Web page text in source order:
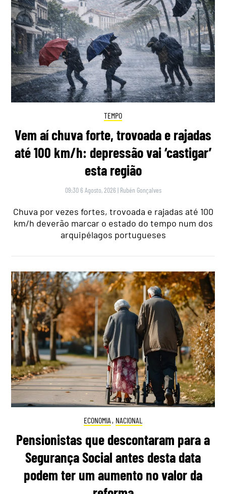
TEMPO
Vem aí chuva forte, trovoada e rajadas
até 100 km/h: depressão vai ‘castigar’
esta região
09:30 6 Agosto, 2026 | Rubén Gonçalves
Chuva por vezes fortes, trovoada e rajadas até 100
km/h deverão marcar o estado do tempo num dos
arquipélagos portugueses
ECONOMIA , NACIONAL
Pensionistas que descontaram para a
Segurança Social antes desta data
podem ter um aumento no valor da